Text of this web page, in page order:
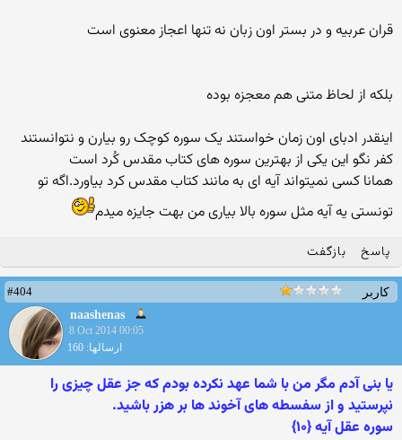
قران عربیه و در بستر اون زبان نه تنها اعجاز معنوی است
بلکه از لحاظ متنی هم معجزه بوده
اینقدر ادبای اون زمان خواستند یک سوره کوچک رو بیارن و نتوانستند
کفر نگو این یکی از بهترین سوره های کتاب مقدس کُرد است
همانا کسی نمیتواند آیه ای به مانند کتاب مقدس کرد بیاورد.اگه تو
تونستی یه آیه مثل سوره بالا بیاری من بهت جایزه میدم
پاسخ بازگفت
کاربر
#404
naashenas
8 Oct 2014 00:05
ارسالها: 160
یا بنی آدم مگر من با شما عهد نکرده بودم که جز عقل چیزی را
نپرستید و از سفسطه های آخوند ها بر هزر باشید.
سوره عقل آیه {۱۰}